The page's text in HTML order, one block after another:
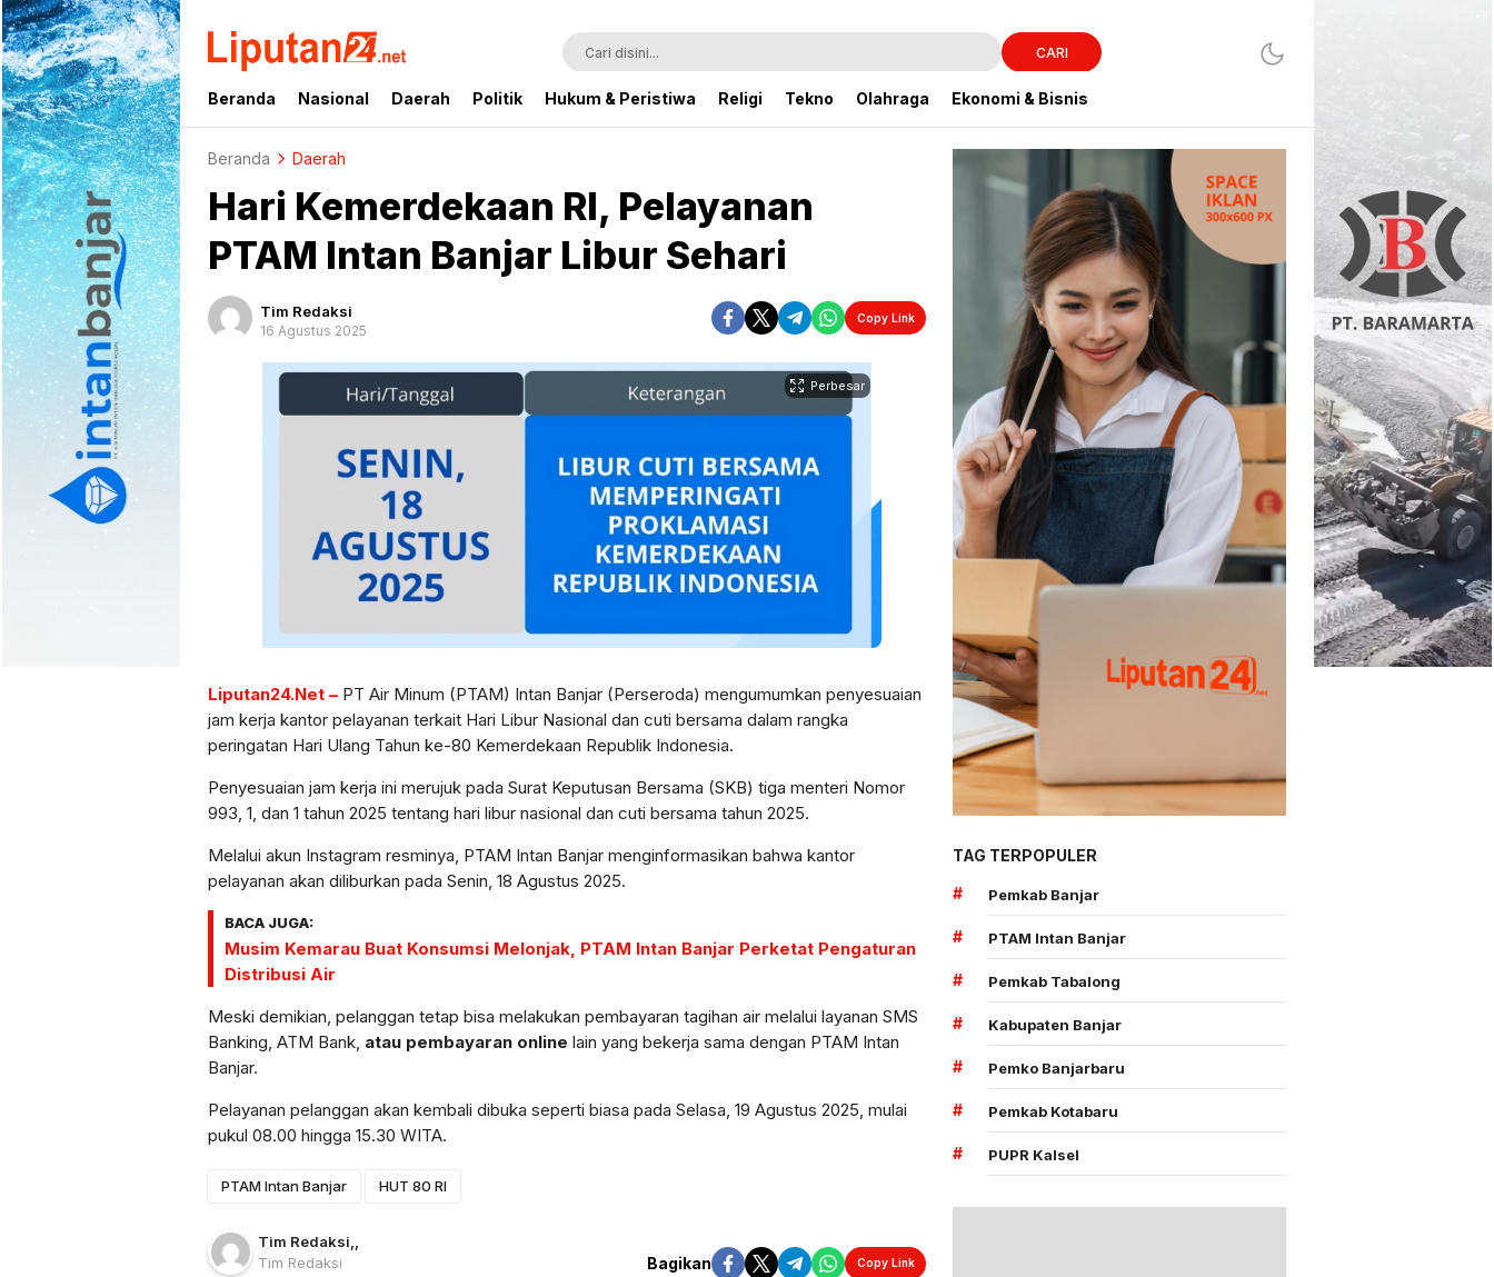
liputan24.net
CARI
Beranda Nasional Daerah Politik Hukum & Peristiwa Religi Tekno Olahraga Ekonomi & Bisnis
Beranda Daerah
Hari Kemerdekaan RI, Pelayanan
PTAM Intan Banjar Libur Sehari
Tim Redaksi
16 Agustus 2025
Copy Link
Perbesar
Liputan24.Net – PT Air Minum (PTAM) Intan Banjar (Perseroda) mengumumkan penyesuaian
jam kerja kantor pelayanan terkait Hari Libur Nasional dan cuti bersama dalam rangka
peringatan Hari Ulang Tahun ke-80 Kemerdekaan Republik Indonesia.
Penyesuaian jam kerja ini merujuk pada Surat Keputusan Bersama (SKB) tiga menteri Nomor
993, 1, dan 1 tahun 2025 tentang hari libur nasional dan cuti bersama tahun 2025.
Melalui akun Instagram resminya, PTAM Intan Banjar menginformasikan bahwa kantor
pelayanan akan diliburkan pada Senin, 18 Agustus 2025.
BACA JUGA:
Musim Kemarau Buat Konsumsi Melonjak, PTAM Intan Banjar Perketat Pengaturan
Distribusi Air
Meski demikian, pelanggan tetap bisa melakukan pembayaran tagihan air melalui layanan SMS
Banking, ATM Bank, atau pembayaran online lain yang bekerja sama dengan PTAM Intan
Banjar.
Pelayanan pelanggan akan kembali dibuka seperti biasa pada Selasa, 19 Agustus 2025, mulai
pukul 08.00 hingga 15.30 WITA.
PTAM Intan Banjar HUT 80 RI
Tim Redaksi
Tim Redaksi
Bagikan Copy Link
TAG TERPOPULER
#
Pemkab Banjar
# PTAM Intan Banjar
# Pemkab Tabalong
# Kabupaten Banjar
# Pemko Banjarbaru
# Pemkab Kotabaru
# PUPR Kalsel